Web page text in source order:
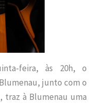
feira, às 20h, o
junto com o
traz à Blumenau uma